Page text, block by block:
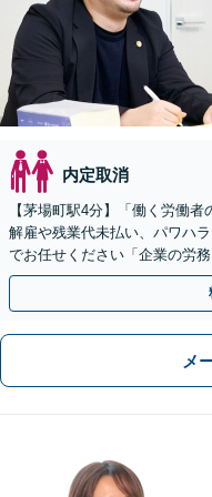
内定取消
【茅場町駅4分】「働く労働
解雇や残業代未払い、パワハ
でお任せください「企業の労
約書や就業規則のリーガルチ
メ